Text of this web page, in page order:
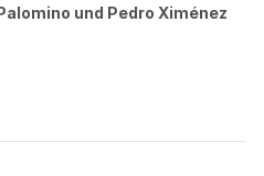
und Pedro Ximénez